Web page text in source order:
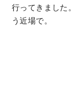
行ってきました
う近場で。